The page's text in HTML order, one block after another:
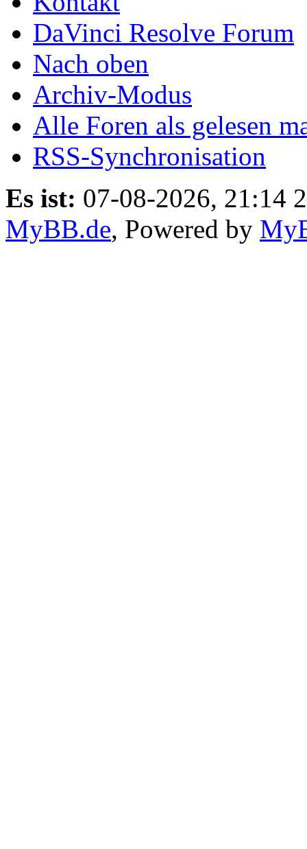
DaVinci Resolve Forum
Nach oben
Archiv-Modus
Alle Foren als gelesen
RSS-Synchronisation
Es ist: 07-08-2026, 21:14
MyBB.de, Powered by